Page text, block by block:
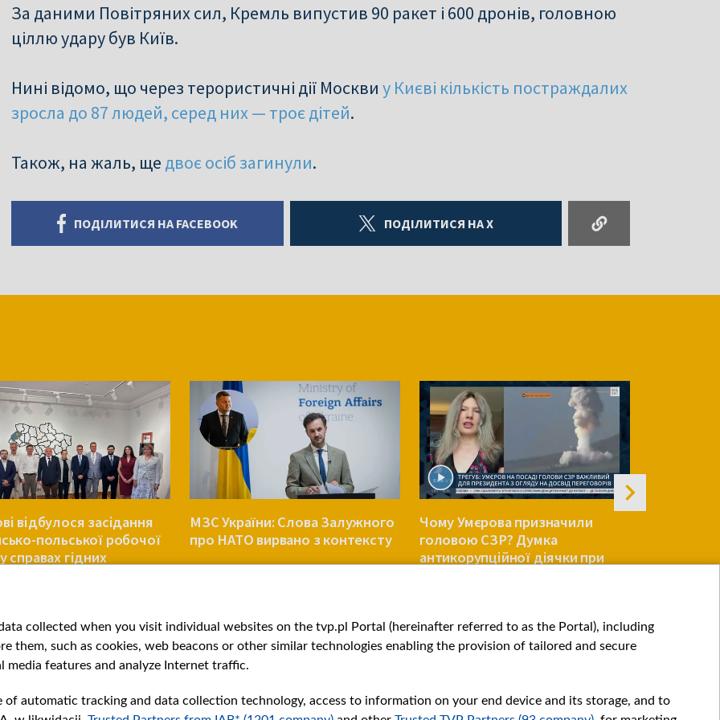
За даними Повітряних сил, Кремль випустив 90 ракет і 600 дронів, головною
ціллю удару був Київ.
Нині відомо, що через терористичні дії Москви у Києві кількість постраждалих
зросла до 87 людей, серед них — троє дітей.
Також, на жаль, ще двоє осіб загинули.
ПОДІЛИТИСЯ НА FACEBOOK ПОДІЛИТИСЯ НА X
відбулося засідання
польської робочої
справах гідних
МЗС України: Слова Залужного
про НАТО вирвано з контексту
Чому Умєрова призначили
головою СЗР? Думка
антикорупційної діячки при
collected when you visit individual websites on the tvp.pl Portal (hereinafter referred to as the Portal), including
them, such as cookies, web beacons or other similar technologies enabling the provision of tailored and secure
media features and analyze Internet traffic.
automatic tracking and data collection technology, access to information on your end device and its storage, and to